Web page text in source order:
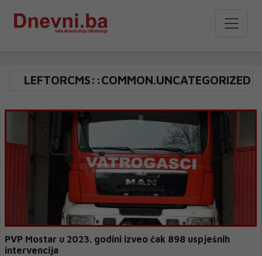
LEFTORCMS::COMMON.UNCATEGORIZED
PVP Mostar u 2023. godini izveo čak 898 uspješnih
intervencija